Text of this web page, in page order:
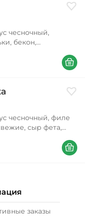
чесночный,
бекон,
лук зеленый Вес
В
чесночный, филе
сыр фета,
В
заказы